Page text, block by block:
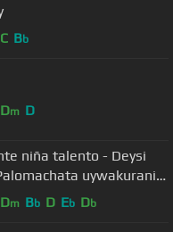
C Bb
Dm D
niña talento - Deysi
uywakurani -
Dm Bb D Eb Db